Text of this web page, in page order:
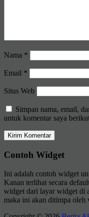
Nama *
Email *
Situs Web
Simpan nama, email,
untuk komentar saya
Contoh Widget
Ini adalah contoh widget
Kanan terlihat secara
widget dari layar widget di
maka ini akan ditimpa oleh